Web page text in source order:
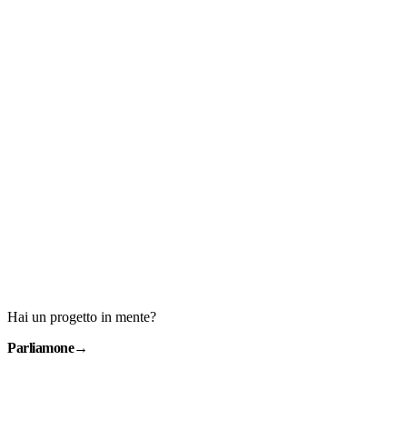
Hai un progetto in mente?
Parliamone→